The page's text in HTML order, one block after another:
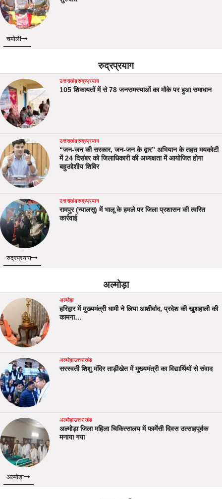
चमोली
रुद्रप्रयाग
उत्तराखंडरुद्रप्रयाग
105 शिकायतों में से 78 जनसमस्याओं का मौके पर हुआ समाधान
उत्तराखंडरुद्रप्रयाग
“जन-जन की सरकार, जन-जन के द्वार” अभियान के तहत मयकोटी
में 24 दिसंबर को जिलाधिकारी की अध्यक्षता में आयोजित होगा
बहुउद्देशीय शिविर
उत्तराखंडरुद्रप्रयाग
रामपुर (न्यालसू) में भालू के हमले पर जिला प्रशासन की त्वरित
कार्रवाई
रुद्रप्रयाग
अल्मोड़ा
अल्मोड़ा
हरिद्वार में मुख्यमंत्री धामी ने लिया आशीर्वाद, प्रदेश की खुशहाली की
कामना…
अल्मोड़ाउत्तराखंड
सरस्वती शिशु मंदिर ताड़ीखेत में मुख्यमंत्री का विद्यार्थियों से संवाद
अल्मोड़ाउत्तराखंड
अल्मोड़ा जिला महिला चिकित्सालय में फार्मेसी दिवस उत्साहपूर्वक
मनाया गया
अल्मोड़ा